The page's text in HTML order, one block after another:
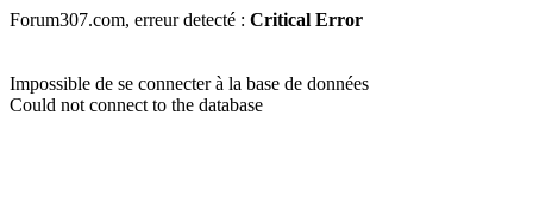
Forum307.com, erreur detecté : Critical Error
Impossible de se connecter à la base de données
Could not connect to the database